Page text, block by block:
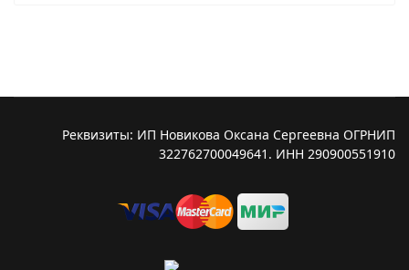
Реквизиты: ИП Новикова Оксана Сергеевна ОГРНИП
322762700049641. ИНН 290900551910